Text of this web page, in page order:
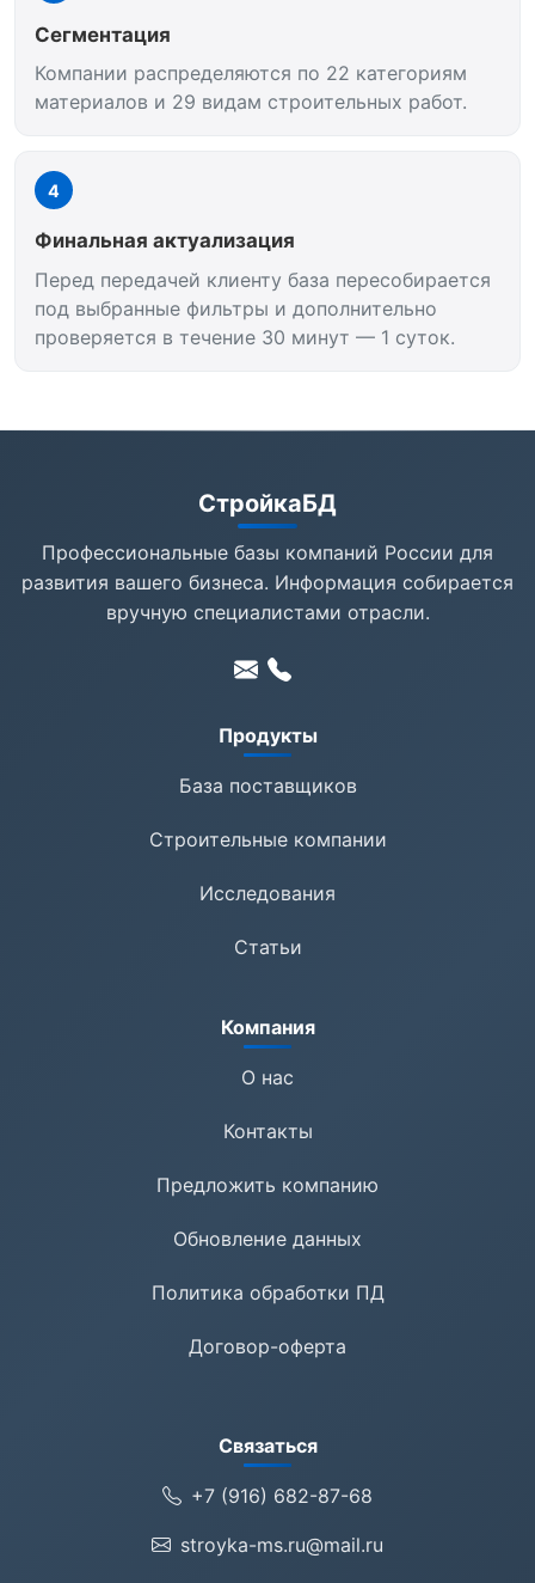
Сегментация
Компании распределяются по 22 категориям
материалов и 29 видам строительных работ.
4
Финальная актуализация
Перед передачей клиенту база пересобирается
под выбранные фильтры и дополнительно
проверяется в течение 30 минут — 1 суток.
СтройкаБД
Профессиональные базы компаний России для
развития вашего бизнеса. Информация собирается
вручную специалистами отрасли.
Продукты
База поставщиков
Строительные компании
Исследования
Статьи
Компания
О нас
Контакты
Предложить компанию
Обновление данных
Политика обработки ПД
Договор-оферта
Связаться
+7 (916) 682-87-68
stroyka-ms.ru@mail.ru